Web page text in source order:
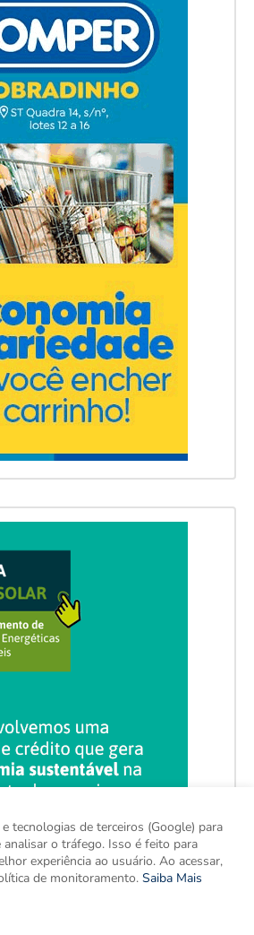
tecnologias de terceiros (Google) para
analisar o tráfego. Isso é feito para
experiência ao usuário. Ao acessar,
de monitoramento. Saiba Mais